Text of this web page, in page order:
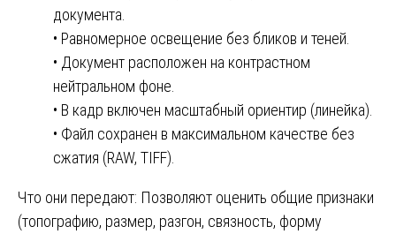
документа.
• Равномерное освещение без бликов и теней.
• Документ расположен на контрастном
нейтральном фоне.
• В кадр включен масштабный ориентир (линейка).
• Файл сохранен в максимальном качестве без
сжатия (RAW, TIFF).
Что они передают: Позволяют оценить общие признаки
(топографию, размер, разгон, связность, форму